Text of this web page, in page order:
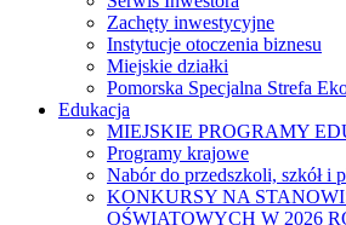
Zachęty inwestycyjne
Instytucje otoczenia biznesu
Miejskie działki
Pomorska Specjalna Strefa
Edukacja
MIEJSKIE PROGRAMY
Programy krajowe
Nabór do przedszkoli, szkół i
KONKURSY NA
OŚWIATOWYCH W 2026